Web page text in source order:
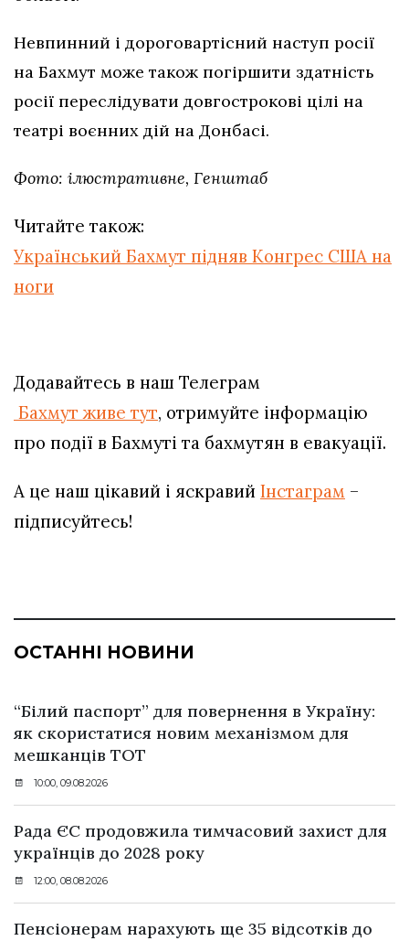
Невпинний і дороговартісний наступ росії
на Бахмут може також погіршити здатність
росії переслідувати довгострокові цілі на
театрі воєнних дій на Донбасі.
Фото: ілюстративне, Генштаб
Читайте також:
Український Бахмут підняв Конгрес США на
ноги
Додавайтесь в наш Телеграм
Бахмут живе тут, отримуйте інформацію
про події в Бахмуті та бахмутян в евакуації.
А це наш цікавий і яскравий Інстаграм –
підписуйтесь!
ОСТАННІ НОВИНИ
“Білий паспорт” для повернення в Україну:
як скористатися новим механізмом для
мешканців ТОТ
10:00, 09.08.2026
Рада ЄС продовжила тимчасовий захист для
українців до 2028 року
12:00, 08.08.2026
Пенсіонерам нарахують ще 35 відсотків до